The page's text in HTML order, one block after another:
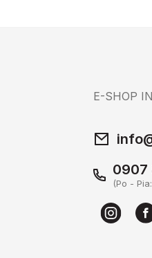
E-SHOP
0907
(Po -